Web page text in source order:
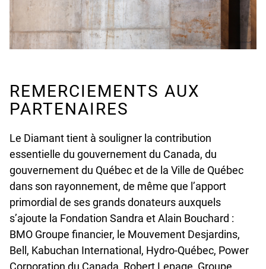
REMERCIEMENTS AUX
PARTENAIRES
Le Diamant tient à souligner la contribution
essentielle du gouvernement du Canada, du
gouvernement du Québec et de la Ville de Québec
dans son rayonnement, de même que l’apport
primordial de ses grands donateurs auxquels
s’ajoute la Fondation Sandra et Alain Bouchard :
BMO Groupe financier, le Mouvement Desjardins,
Bell, Kabuchan International, Hydro-Québec, Power
Corporation du Canada, Robert Lepage, Groupe